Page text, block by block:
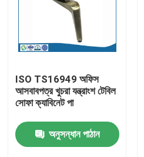
ISO TS16949 অফিস
আসবাবপত্র খুচরা যন্ত্রাংশ টেবিল
সোফা ক্যাবিনেট পা
অনুসন্ধান পাঠান